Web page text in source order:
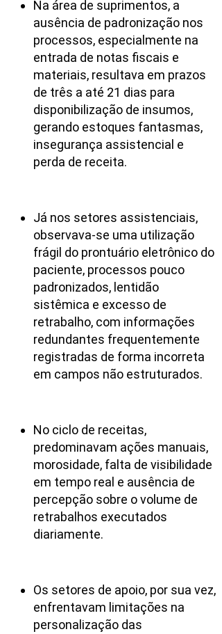
Na área de suprimentos, a
ausência de padronização nos
processos, especialmente na
entrada de notas fiscais e
materiais, resultava em prazos
de três a até 21 dias para
disponibilização de insumos,
gerando estoques fantasmas,
insegurança assistencial e
perda de receita.
Já nos setores assistenciais,
observava-se uma utilização
frágil do prontuário eletrônico do
paciente, processos pouco
padronizados, lentidão
sistêmica e excesso de
retrabalho, com informações
redundantes frequentemente
registradas de forma incorreta
em campos não estruturados.
No ciclo de receitas,
predominavam ações manuais,
morosidade, falta de visibilidade
em tempo real e ausência de
percepção sobre o volume de
retrabalhos executados
diariamente.
Os setores de apoio, por sua vez,
enfrentavam limitações na
personalização das